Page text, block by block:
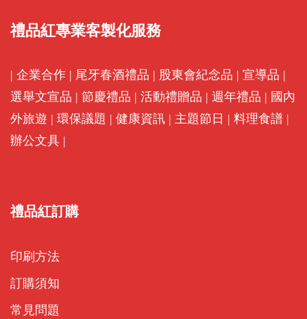
禮品紅專業客製化服務
| 企業合作 | 尾牙春酒禮品 | 股東會紀念品 | 宣導品 |
選舉文宣品 | 節慶禮品 | 活動禮贈品 | 週年禮品 | 國內
外旅遊 | 環保議題 | 健康資訊 | 主題節日 | 料理食譜 |
辦公文具 |
禮品紅訂購
印刷方法
訂購須知
常見問題